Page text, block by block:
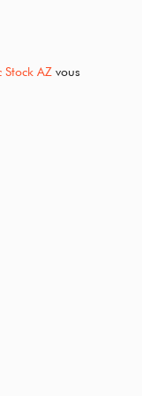
Stock AZ vous